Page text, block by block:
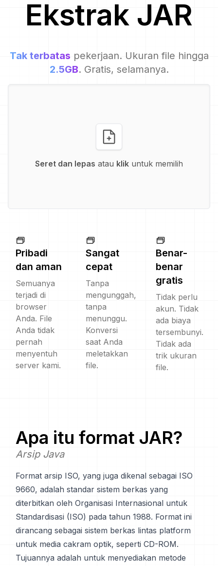
Ekstrak JAR
Tak terbatas pekerjaan. Ukuran file hingga
2.5GB. Gratis, selamanya.
Seret dan lepas atau klik untuk memilih
Pribadi
dan aman
Semuanya
terjadi di
browser
Anda. File
Anda tidak
pernah
menyentuh
server kami.
Sangat
cepat
Tanpa
mengunggah,
tanpa
menunggu.
Konversi
saat Anda
meletakkan
file.
Benar-
benar
gratis
Tidak perlu
akun. Tidak
ada biaya
tersembunyi.
Tidak ada
trik ukuran
file.
Apa itu format JAR?
Arsip Java
Format arsip ISO, yang juga dikenal sebagai ISO
9660, adalah standar sistem berkas yang
diterbitkan oleh Organisasi Internasional untuk
Standardisasi (ISO) pada tahun 1988. Format ini
dirancang sebagai sistem berkas lintas platform
untuk media cakram optik, seperti CD-ROM.
Tujuannya adalah untuk menyediakan metode